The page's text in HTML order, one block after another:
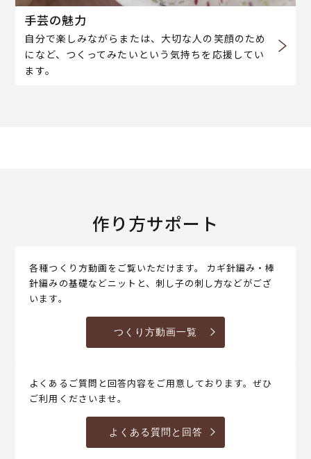
手芸の魅力
自分で楽しみながらまたは、大切な人の笑顔のため
になど、つくってみたいという気持ちを応援してい
ます。
作り方サポート
各種つくり方動画をご覧いただけます。 カギ針編み・棒
針編みの基礎などニットと、刺し子の刺し方などがござ
います。
つくり方動画一覧
よくあるご質問と回答内容をご用意しております。ぜひ
ご利用くださいませ。
よくある質問と回答